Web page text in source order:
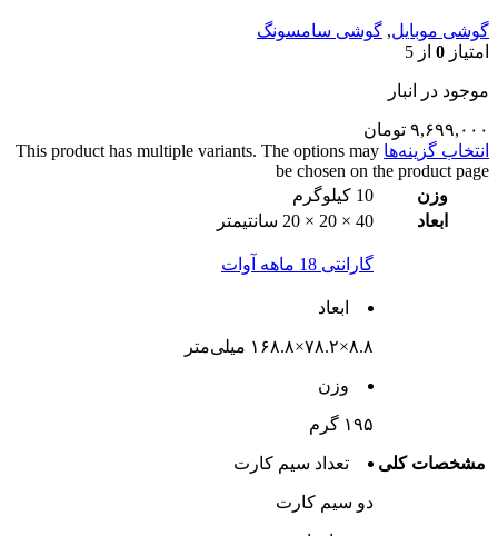
گوشی موبایل, گوشی سامسونگ
امتیاز 0 از 5
موجود در انبار
۹,۶۹۹,۰۰۰ تومان
انتخاب گزینه‌ها This product has multiple variants. The options may
be chosen on the product page
وزن
10 کیلوگرم
ابعاد
40 × 20 × 20 سانتیمتر
گارانتی 18 ماهه آوات
مشخصات کلی
ابعاد
۸.۸×۷۸.۲×۱۶۸.۸ میلی‌متر
وزن
۱۹۵ گرم
تعداد سيم کارت
دو سيم کارت